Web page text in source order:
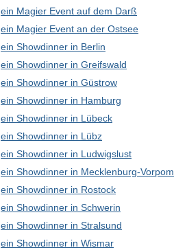
ein Magier Event auf dem Darß
ein Magier Event an der Ostsee
ein Showdinner in Berlin
ein Showdinner in Greifswald
ein Showdinner in Güstrow
ein Showdinner in Hamburg
ein Showdinner in Lübeck
ein Showdinner in Lübz
ein Showdinner in Ludwigslust
ein Showdinner in Mecklenburg-
ein Showdinner in Rostock
ein Showdinner in Schwerin
ein Showdinner in Stralsund
ein Showdinner in Wismar